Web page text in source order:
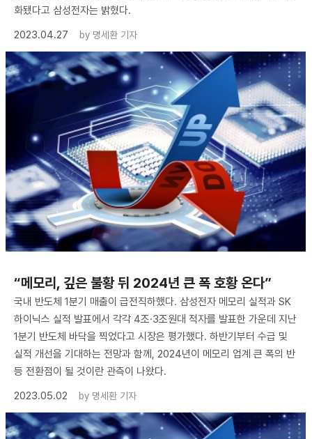
화됐다고 삼성전자는 밝혔다.
2023.04.27
by 명세환 기자
“메모리, 깊은 불황 뒤 2024년 큰 폭 호황 온다”
국내 반도체 1분기 매출이 급전직하했다. 삼성전자 메모리 실적과 SK
하이닉스 실적 발표에서 각각 4조·3조원대 적자를 발표한 가운데 지난
1분기 반도체 바닥을 찍었다고 시장은 평가했다. 하반기부터 수급 및
실적 개선을 기대하는 전망과 함께, 2024년이 메모리 업계 큰 폭의 반
등 전환점이 될 것이란 관측이 나왔다.
2023.05.02
by 명세환 기자